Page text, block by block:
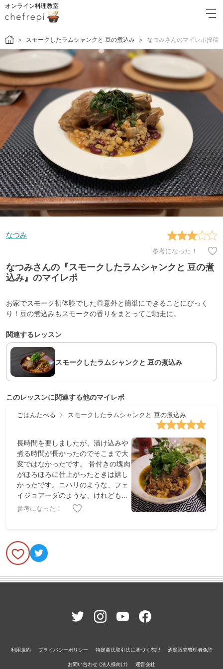
オンライン料理教室
スモークしたラムシャンクと 豆の煮込み なつみさんのマイレポ投稿
なつみ
参考になった！
なつみさんの『スモークしたラムシャンクと 豆の煮
込み』のマイレポ
お家でスモーク初体験でした◎意外と簡単にできることにびっく
り！豆の煮込みもスモークの香りをまとってご馳走に。
関連するレッスン
スモークしたラムシャンクと 豆の煮込み
このレッスンに関連する他のマイレポ
ごはんたべる スモークしたラムシャンクと 豆の煮込み
長時間を要しましたが、漬け込みや
煮る時間が長かったのでそこまで大
変ではなかったです。 骨付きの塊肉
がほろほろに仕上がったときは嬉し
かったです。ニハリのような、フェ
イジョアーダのような、けれども新
しい味わいでたっぷりのハーブと一
材でもためしてみたいと思いまし
た。
参考になった！
利用規約 プライバシーポリシー 特定商法取引法に基づく表記 酒類販売管理者免許
お問い合わせ (法人様向け) 運営会社